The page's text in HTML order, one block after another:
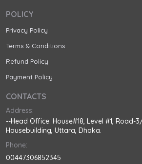
POLICY
Privacy Policy
Terms & Conditions
Refund Policy
Payment Policy
CONTACTS
Address:
--Head Office: House#18, Level #1, Road-
Housebuilding, Uttara, Dhaka.
Phone:
00447306852345